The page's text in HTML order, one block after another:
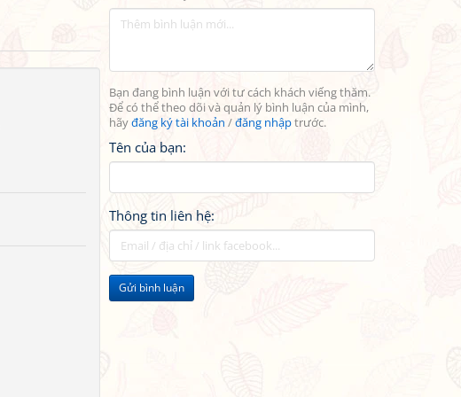
Bạn đang bình luận với tư cách khách viếng thăm.
Để có thể theo dõi và quản lý bình luận của mình,
hãyđăng ký tài khoản /đăng nhậptrước.
Tên của bạn:
Thông tin liên hệ:
Gửi bình luận